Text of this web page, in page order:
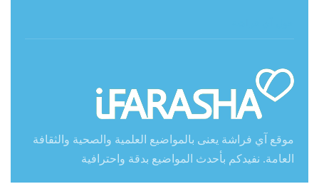
موقع آي فراشة يعنى بالمواضيع العلمية والصحية والثقافة
العامة. نفيدكم بأحدث المواضيع بدقة واحترافية